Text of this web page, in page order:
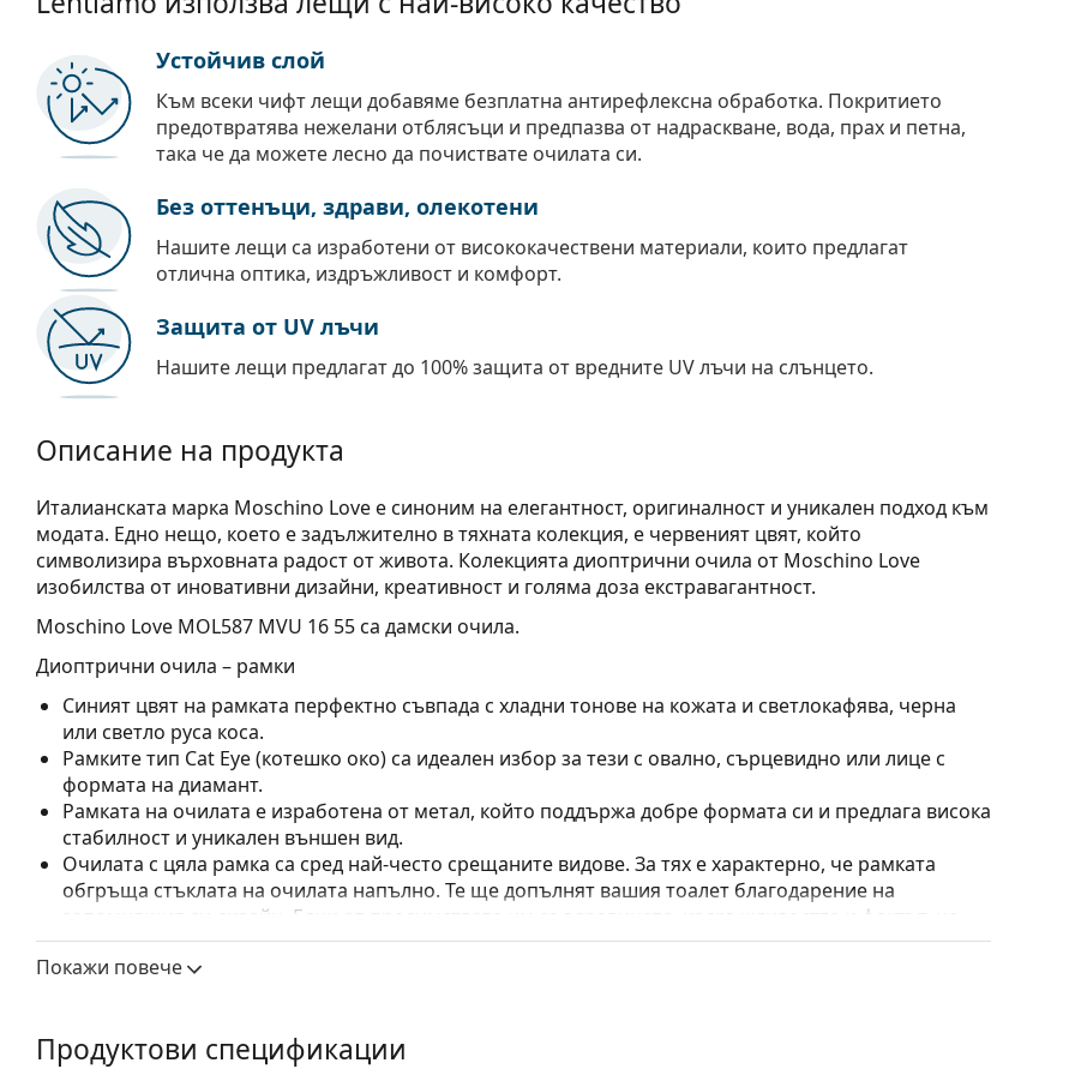
Устойчив слой
Към всеки чифт лещи добавяме безплатна антирефлексна обработка. Покритието
предотвратява нежелани отблясъци и предпазва от надраскване, вода, прах и петна,
така че да можете лесно да почиствате очилата си.
Без оттенъци, здрави, олекотени
Нашите лещи са изработени от висококачествени материали, които предлагат
отлична оптика, издръжливост и комфорт.
Защита от UV лъчи
Нашите лещи предлагат до 100% защита от вредните UV лъчи на слънцето.
Описание на продукта
Италианската марка Moschino Love е синоним на елегантност, оригиналност и уникален подход към
модата. Едно нещо, което е задължително в тяхната колекция, е червеният цвят, който
символизира върховната радост от живота. Колекцията диоптрични очила от Moschino Love
изобилства от иновативни дизайни, креативност и голяма доза екстравагантност.
Moschino Love MOL587 MVU 16 55са дамски очила.
Диоптрични очила – рамки
Синият цвят на рамката перфектно съвпада с хладни тонове на кожата и светлокафява, черна
или светло руса коса.
Рамките тип Cat Eye (котешко око) са идеален избор за тези с овално, сърцевидно или лице с
формата на диамант.
Рамката на очилата е изработена от метал, който поддържа добре формата си и предлага висока
стабилност и уникален външен вид.
Очилата с цяла рамка са сред най-често срещаните видове. За тях е характерно, че рамката
обгръща стъклата на очилата напълно. Те ще допълнят вашия тоалет благодарение на
запомнящия си дизайн. Едни от предимствата им са здравината, издръжливостта и фактът, че
рамката напълно обгръща лещата и така защитава срещу повреди. Този тип рамка е подходяща
за всички лещи, включително тези с по-висока оптична мощност.
ще осигурят по-голям комфорт при носене. Регулирането на подложките за нос винаги трябва да
Покажи повече
Продуктови спецификации